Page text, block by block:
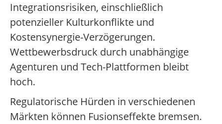
Integrationsrisiken, einschließlich
potenzieller Kulturkonflikte und
Kostensynergie-Verzögerungen.
Wettbewerbsdruck durch unabhängige
Agenturen und Tech-Plattformen bleibt
hoch.
Regulatorische Hürden in verschiedenen
Märkten können Fusionseffekte bremsen.